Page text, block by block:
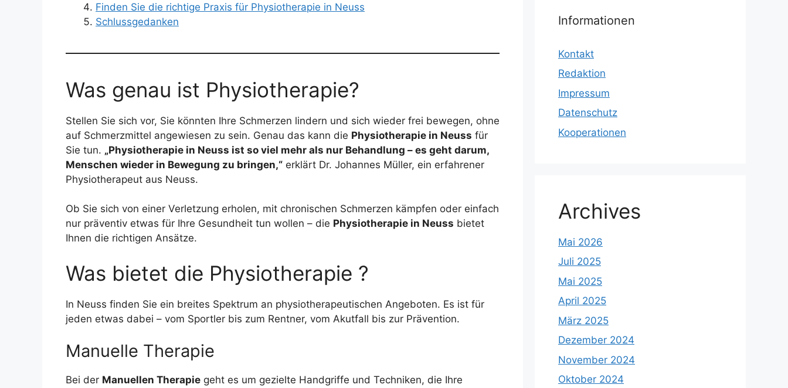
Finden Sie die richtige Praxis für Physiotherapie in Neuss
Schlussgedanken
Was genau ist Physiotherapie?
Stellen Sie sich vor, Sie könnten Ihre Schmerzen lindern und sich wieder frei bewegen, ohne
auf Schmerzmittel angewiesen zu sein. Genau das kann die Physiotherapie in Neuss für
Sie tun. „Physiotherapie in Neuss ist so viel mehr als nur Behandlung – es geht darum,
Menschen wieder in Bewegung zu bringen,“ erklärt Dr. Johannes Müller, ein erfahrener
Physiotherapeut aus Neuss.
Ob Sie sich von einer Verletzung erholen, mit chronischen Schmerzen kämpfen oder einfach
nur präventiv etwas für Ihre Gesundheit tun wollen – die Physiotherapie in Neuss bietet
Ihnen die richtigen Ansätze.
Was bietet die Physiotherapie ?
In Neuss finden Sie ein breites Spektrum an physiotherapeutischen Angeboten. Es ist für
jeden etwas dabei – vom Sportler bis zum Rentner, vom Akutfall bis zur Prävention.
Manuelle Therapie
Bei der Manuellen Therapie geht es um gezielte Handgriffe und Techniken, die Ihre
Informationen
Kontakt
Redaktion
Impressum
Datenschutz
Kooperationen
Archives
Mai 2026
Juli 2025
Mai 2025
April 2025
März 2025
Dezember 2024
November 2024
Oktober 2024